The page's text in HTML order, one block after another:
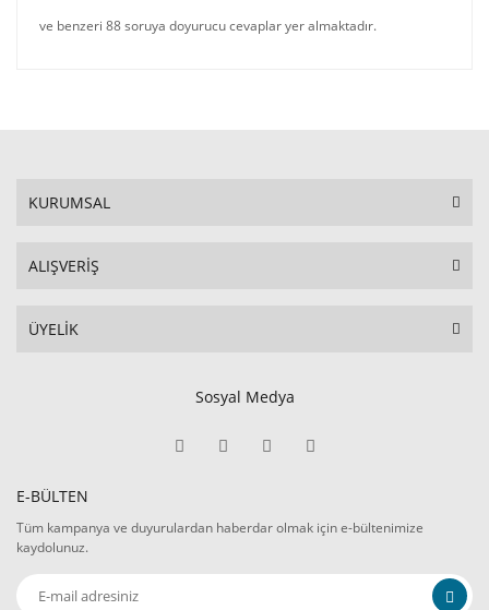
ve benzeri 88 soruya doyurucu cevaplar yer almaktadır.
KURUMSAL
ALIŞVERİŞ
ÜYELİK
Sosyal Medya
E-BÜLTEN
Tüm kampanya ve duyurulardan haberdar olmak için e-bültenimize
kaydolunuz.